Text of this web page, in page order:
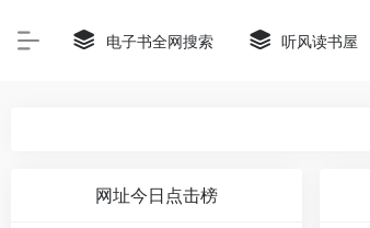
电子书全网搜索 听风读书屋
网址今日点击榜